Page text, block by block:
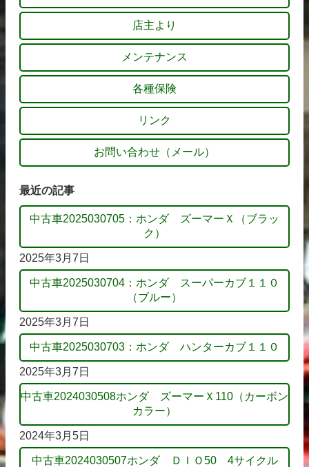
店主より
メンテナンス
各種保険
リンク
お問い合わせ（メール）
最近の記事
中古車2025030705：ホンダ ズーマーＸ（ブラッ
ク）
2025年3月7日
中古車2025030704：ホンダ スーパーカブ１１０
（ブルー）
2025年3月7日
中古車2025030703：ホンダ ハンターカブ１１０
2025年3月7日
中古車2024030508ホンダ ズーマーＸ110（カーボン
カラー）
2024年3月5日
中古車2024030507ホンダ ＤＩＯ50 4サイクル